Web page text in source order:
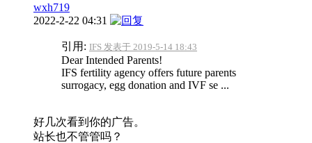
wxh719
2022-2-22 04:31
引用: IFS 发表于 2019-5-14 18:43
Dear Intended Parents!
IFS fertility agency offers future parents
surrogacy, egg donation and IVF se ...
好几次看到你的广告。
站长也不管管吗？